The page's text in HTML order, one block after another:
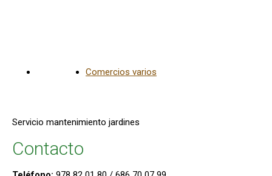
Comercios varios
Servicio mantenimiento jardines
Contacto